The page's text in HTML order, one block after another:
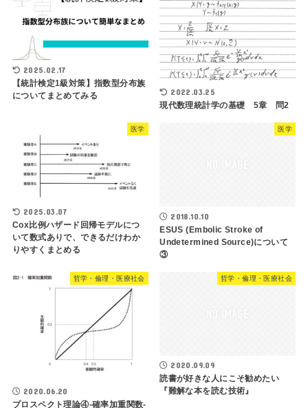
2025.02.17
【統計検定1級対策】指数型分布族
についてまとめてみる
2022.03.25
現代数理統計学の基礎 5章 問2
医学
2025.03.07
Cox比例ハザード回帰モデルにつ
いて数式ありで、できるだけわか
りやすくまとめる
医学
2018.10.10
ESUS (Embolic Stroke of
Undetermined Source)について
③
哲学・倫理・医療社会
2020.06.20
プロスペクト理論④-確率加重関数-
哲学・倫理・医療社会
2020.09.09
読書が好きな人にこそ勧めたい
『難解な本を読む技術』